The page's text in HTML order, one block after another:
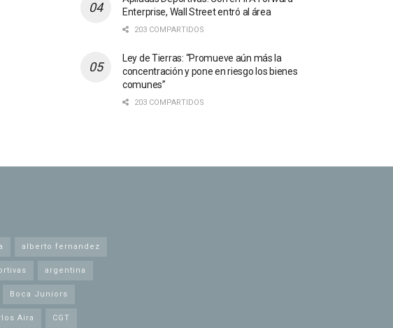
Enterprise, Wall Street entró al área
203 COMPARTIDOS
Ley de Tierras: “Promueve aún más la
concentración y pone en riesgo los bienes
comunes”
203 COMPARTIDOS
alberto fernandez
argentina
Boca Juniors
Aira CGT